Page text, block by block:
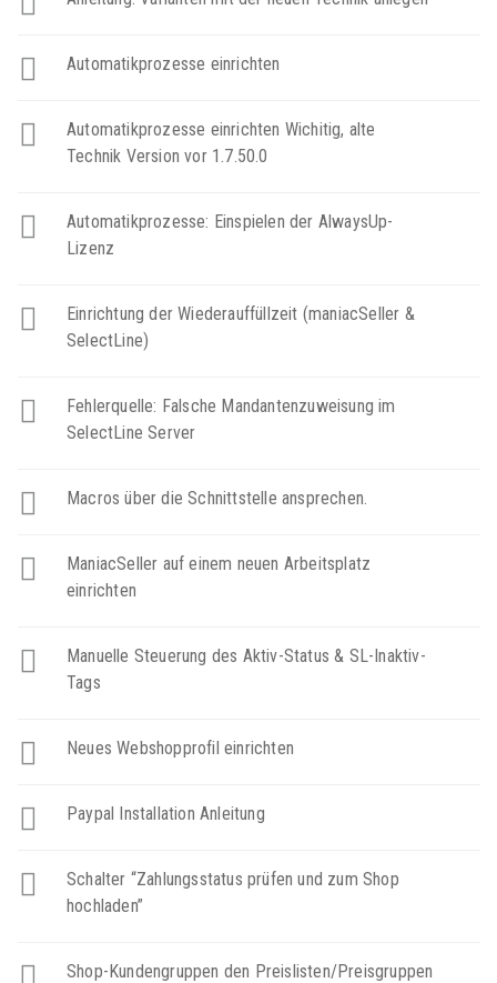
Automatikprozesse einrichten
Automatikprozesse einrichten Wichitig, alte
Technik Version vor 1.7.50.0
Automatikprozesse: Einspielen der AlwaysUp-
Lizenz
Einrichtung der Wiederauffüllzeit (maniacSeller &
SelectLine)
Fehlerquelle: Falsche Mandantenzuweisung im
SelectLine Server
Macros über die Schnittstelle ansprechen.
ManiacSeller auf einem neuen Arbeitsplatz
einrichten
Manuelle Steuerung des Aktiv-Status & SL-Inaktiv-
Tags
Neues Webshopprofil einrichten
Paypal Installation Anleitung
Schalter “Zahlungsstatus prüfen und zum Shop
hochladen”
Shop-Kundengruppen den Preislisten/Preisgruppen